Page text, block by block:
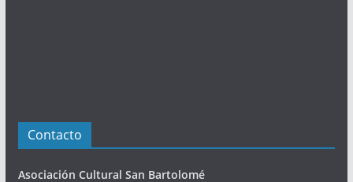
Contacto
Asociación Cultural San Bartolomé